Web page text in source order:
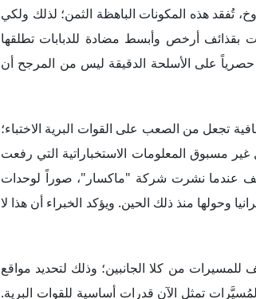
تُفقد هذه المكونات الباهظة الثمن؛ لذلك ولكي
بقذائف أرخص وأبسط مضادة للدبابات تطلقها
على الأسلحة الدقيقة ليس من المرجح أن
تجعل من الصعب على القوات البرية الاختباء؛
مسبوق المعلومات الاستخباراتية التي رفعت
عندما نشرت شركة "ماكسار"، صوراً لوحدات
منذ ذلك الحين. ويؤكد الخبراء أن هذا لا
للمسيرات من كلا الجانبين؛ وذلك لتحديد مواقع
تمثل الآن قدرات أساسية للقوات البرية.